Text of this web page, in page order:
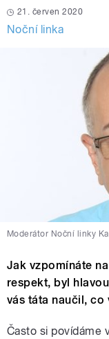
21. červen 2020
Noční linka
Moderátor Noční linky
Jak vzpomínáte
respekt, byl
vás táta naučil, co
Často si povídáme